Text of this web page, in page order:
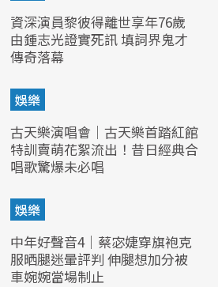
資深演員黎彼得離世享年76歲
由鍾志光證實死訊 填詞界鬼才
傳奇落幕
娛樂
古天樂演唱會｜古天樂首踏紅館
特訓賣萌花絮流出！昔日經典合
唱歌驚爆未必唱
娛樂
中年好聲音4｜蔡宓婕穿旗袍克
服晒腿迷暈評判 伸腿想加分被
車婉婉當場制止